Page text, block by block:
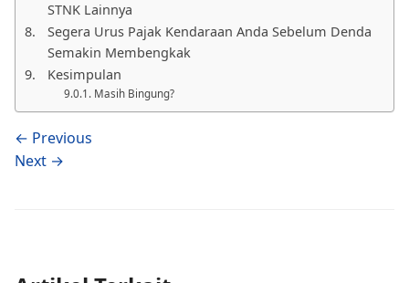
STNK Lainnya
Segera Urus Pajak Kendaraan Anda Sebelum Denda
Semakin Membengkak
Kesimpulan
Masih Bingung?
← Previous
Next →